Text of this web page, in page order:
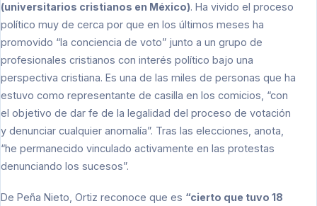
(universitarios cristianos en México). Ha vivido el proceso
político muy de cerca por que en los últimos meses ha
promovido “la conciencia de voto” junto a un grupo de
profesionales cristianos con interés político bajo una
perspectiva cristiana. Es una de las miles de personas que ha
estuvo como representante de casilla en los comicios, “con
el objetivo de dar fe de la legalidad del proceso de votación
y denunciar cualquier anomalía”. Tras las elecciones, anota,
“he permanecido vinculado activamente en las protestas
denunciando los sucesos”.
De Peña Nieto, Ortiz reconoce que es “cierto que tuvo 18